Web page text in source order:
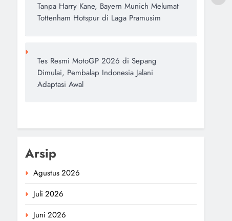
Tanpa Harry Kane, Bayern Munich Melumat
Tottenham Hotspur di Laga Pramusim
Tes Resmi MotoGP 2026 di Sepang
Dimulai, Pembalap Indonesia Jalani
Adaptasi Awal
Arsip
Agustus 2026
Juli 2026
Juni 2026